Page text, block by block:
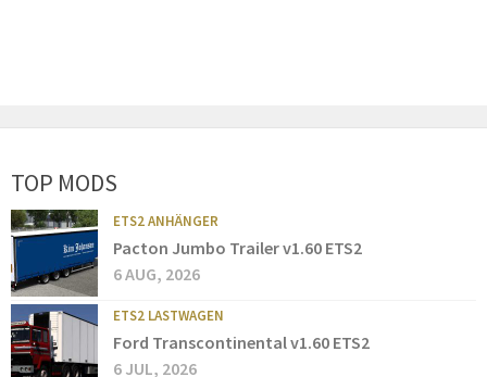
TOP MODS
ETS2 ANHÄNGER
Pacton Jumbo Trailer v1.60 ETS2
6 AUG, 2026
ETS2 LASTWAGEN
Ford Transcontinental v1.60 ETS2
6 JUL, 2026